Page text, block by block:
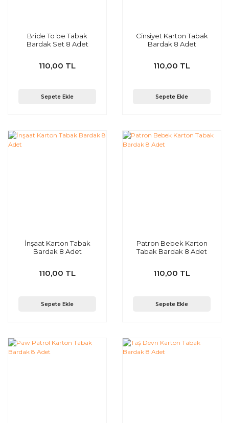
Bride To be Tabak
Bardak Set 8 Adet
110,00 TL
Sepete Ekle
Cinsiyet Karton Tabak
Bardak 8 Adet
110,00 TL
Sepete Ekle
İnşaat Karton Tabak
Bardak 8 Adet
110,00 TL
Sepete Ekle
Patron Bebek Karton
Tabak Bardak 8 Adet
110,00 TL
Sepete Ekle